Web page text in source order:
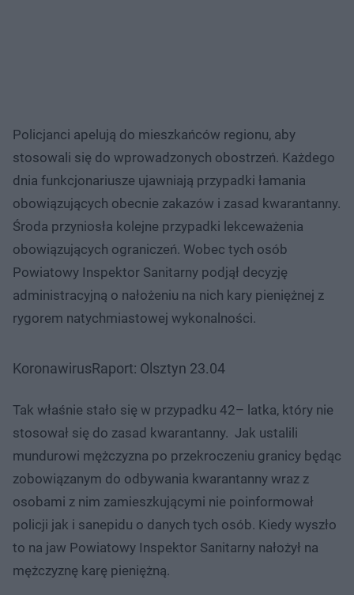
Policjanci apelują do mieszkańców regionu, aby
stosowali się do wprowadzonych obostrzeń. Każdego
dnia funkcjonariusze ujawniają przypadki łamania
obowiązujących obecnie zakazów i zasad kwarantanny.
Środa przyniosła kolejne przypadki lekceważenia
obowiązujących ograniczeń. Wobec tych osób
Powiatowy Inspektor Sanitarny podjął decyzję
administracyjną o nałożeniu na nich kary pieniężnej z
rygorem natychmiastowej wykonalności.
KoronawirusRaport: Olsztyn 23.04
Tak właśnie stało się w przypadku 42– latka, który nie
stosował się do zasad kwarantanny. Jak ustalili
mundurowi mężczyzna po przekroczeniu granicy będąc
zobowiązanym do odbywania kwarantanny wraz z
osobami z nim zamieszkującymi nie poinformował
policji jak i sanepidu o danych tych osób. Kiedy wyszło
to na jaw Powiatowy Inspektor Sanitarny nałożył na
mężczyznę karę pieniężną.